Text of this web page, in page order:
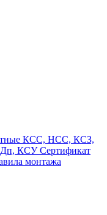
КСС, НСС, КСЗ,
КСУСертификат
монтажа